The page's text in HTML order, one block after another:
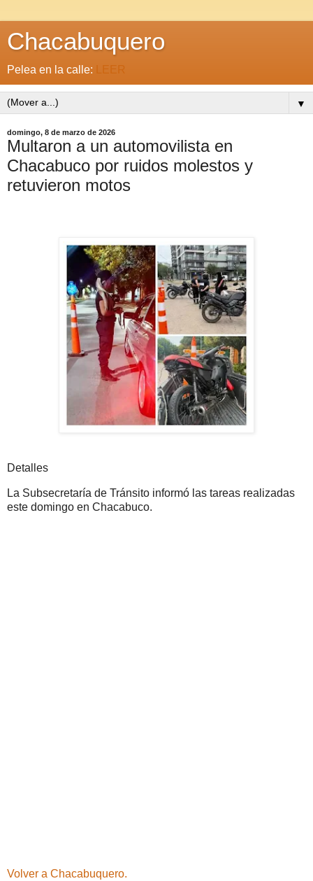
Chacabuquero
Pelea en la calle: LEER
▼
domingo, 8 de marzo de 2026
Multaron a un automovilista en
Chacabuco por ruidos molestos y
retuvieron motos
Detalles
La Subsecretaría de Tránsito informó las tareas realizadas
este domingo en Chacabuco.
Volver a Chacabuquero.